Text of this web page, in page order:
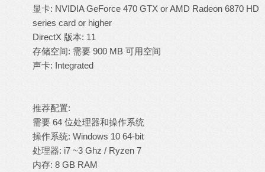
显卡: NVIDIA GeForce 470 GTX or AMD Radeon 6870 HD
series card or higher
DirectX 版本: 11
存储空间: 需要 900 MB 可用空间
声卡: Integrated
推荐配置:
需要 64 位处理器和操作系统
操作系统: Windows 10 64-bit
处理器: i7 ~3 Ghz / Ryzen 7
内存: 8 GB RAM